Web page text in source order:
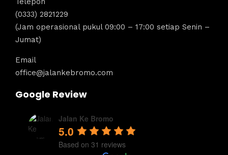
(0333) 2821229
(Jam operasional pukul 09:00 – 17:00 setiap Senin –
Jumat)
Email
office@jalankebromo.com
Google Review
Jalan Ke Bromo
5.0
Based on 31 reviews